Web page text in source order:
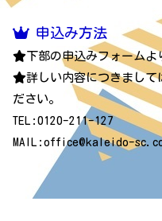
申込み方法
下部の申込みフォームよ
詳しい内容につきまして
ださい。
TEL:0120-211-127
MAIL:office@kaleido-